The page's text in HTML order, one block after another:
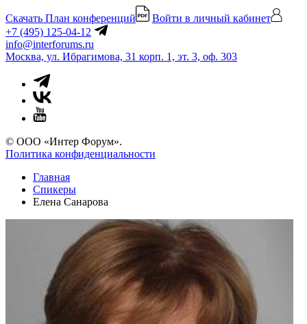
Скачать План конференций
Войти в личный кабинет
+7 (495) 125-04-12
info@interforums.ru
Москва, ул. Ибрагимова, 31 корп. 1, эт. 3, оф. 303
© ООО «Интер Форум».
Политика конфиденциальности
Главная
Спикеры
Елена Санарова